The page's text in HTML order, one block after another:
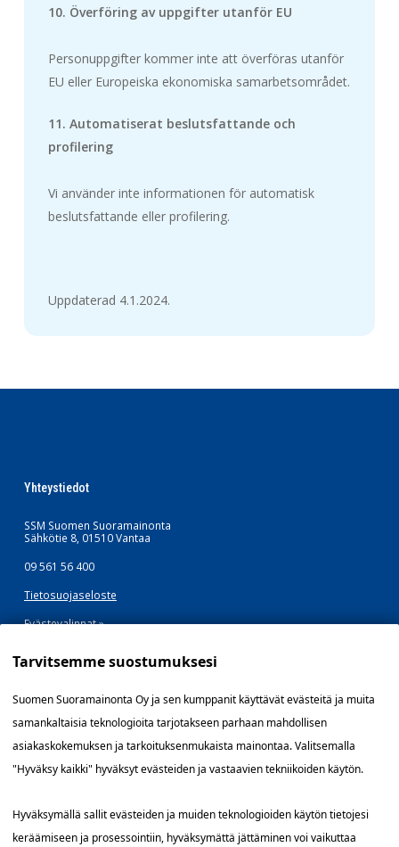
10. Överföring av uppgifter utanför EU
Personuppgifter kommer inte att överföras utanför
EU eller Europeiska ekonomiska samarbetsområdet.
11. Automatiserat beslutsfattande och
profilering
Vi använder inte informationen för automatisk
beslutsfattande eller profilering.
Uppdaterad 4.1.2024.
Yhteystiedot
SSM Suomen Suoramainonta
Sähkötie 8, 01510 Vantaa
09 561 56 400
Tietosuojaseloste
Evästevalinnat »
Oikopolut
Jakelutyö
Blogi
Tarvitsemme suostumuksesi
Suomen Suoramainonta Oy ja sen kumppanit käyttävät evästeitä ja muita
samankaltaisia teknologioita tarjotakseen parhaan mahdollisen
asiakaskokemuksen ja tarkoituksenmukaista mainontaa. Valitsemalla
"Hyväksy kaikki" hyväksyt evästeiden ja vastaavien tekniikoiden käytön.
Hyväksymällä sallit evästeiden ja muiden teknologioiden käytön tietojesi
keräämiseen ja prosessointiin, hyväksymättä jättäminen voi vaikuttaa